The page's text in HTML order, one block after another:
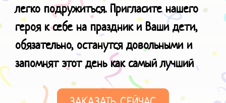
легко подружиться. Пригласите нашего
героя к себе на праздник и Ваши дети,
обязательно, останутся довольными и
запомнят этот день как самый лучший